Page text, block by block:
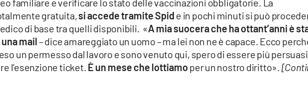
familiare e verificare lo stato delle vaccinazioni obbligatorie. La
gratuita,si accede tramite Spid e in pochi minuti si può
di base tra quelli disponibili. «A mia suocera che ha ottant’anni è
mail– dice amareggiato un uomo – ma lei non ne è capace. Ecco
un permesso dal lavoro e sono venuto qui, spero di essere più
l’esenzione ticket. È un mese che lottiamoper un nostro diritto».